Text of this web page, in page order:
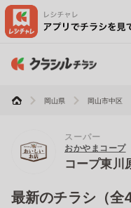
岡山県 岡山市中区
スーパー
おかやまコープ
コープ東川
最新のチラシ（全4